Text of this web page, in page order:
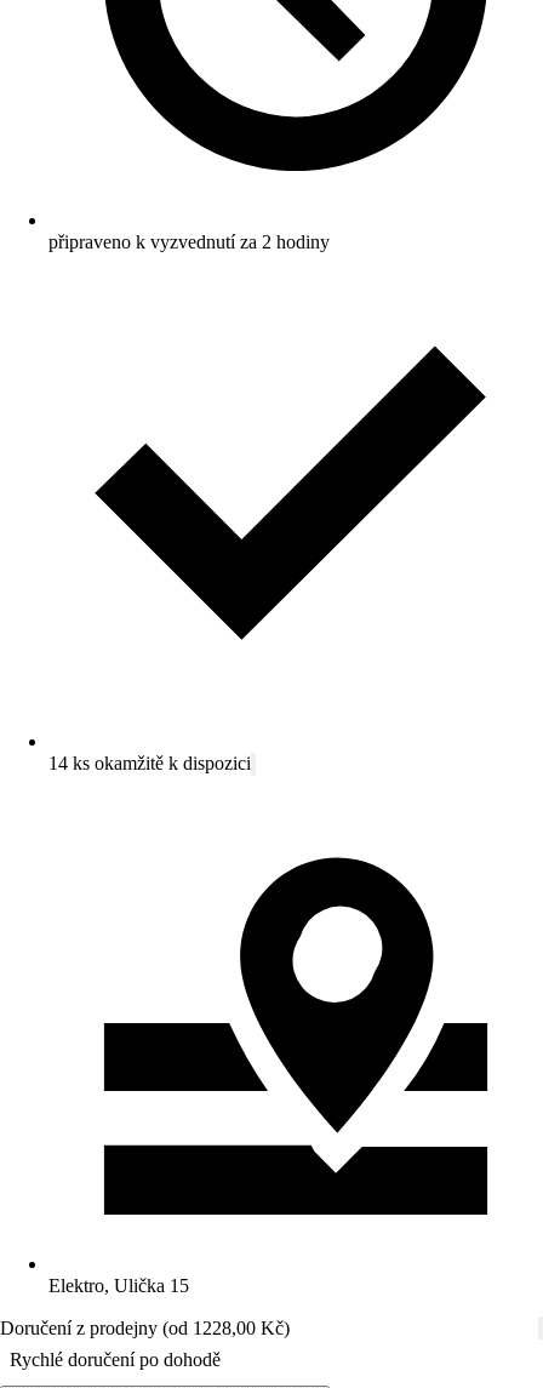
připraveno k vyzvednutí za 2 hodiny
14 ks okamžitě k dispozici
Elektro, Ulička 15
Doručení z prodejny (od 1228,00 Kč)
Rychlé doručení po dohodě